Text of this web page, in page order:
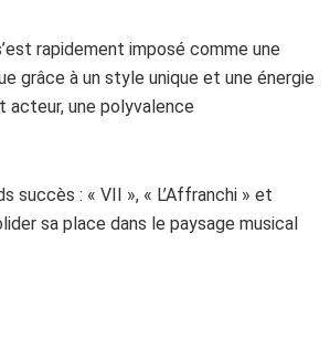
rapidement imposé comme une
grâce à un style unique et une énergie
acteur, une polyvalence
succès : « VII », « L’Affranchi » et
sa place dans le paysage musical